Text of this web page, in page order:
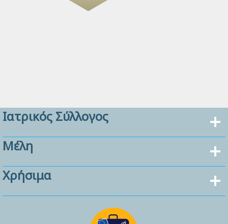
Ιατρικός Σύλλογος
Μέλη
Χρήσιμα